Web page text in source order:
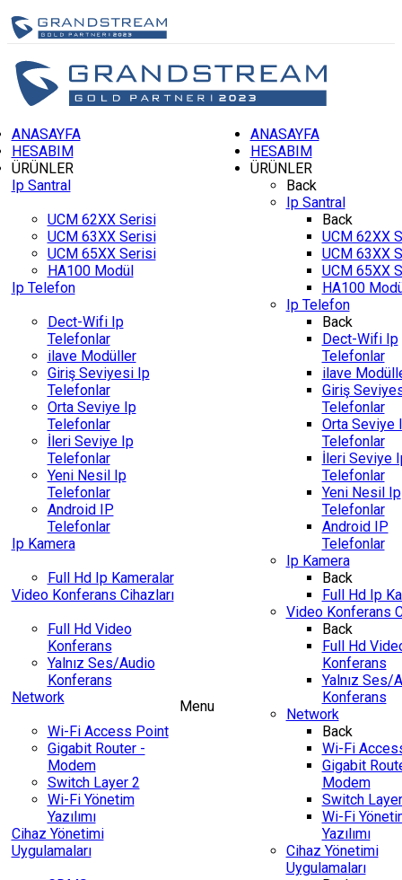
ANASAYFA
HESABIM
ÜRÜNLER
Ip Santral
UCM 62XX Serisi
UCM 63XX Serisi
UCM 65XX Serisi
HA100 Modül
Ip Telefon
Dect-Wifi Ip
Telefonlar
ilave Modüller
Giriş Seviyesi Ip
Telefonlar
Orta Seviye Ip
Telefonlar
İleri Seviye Ip
Telefonlar
Yeni Nesil Ip
Telefonlar
Android IP
Telefonlar
Ip Kamera
Full Hd Ip Kameralar
Video Konferans Cihazları
Full Hd Video
Konferans
Yalnız Ses/Audio
Konferans
Network
Wi-Fi Access Point
Gigabit Router -
Modem
Switch Layer 2
Wi-Fi Yönetim
Yazılımı
Cihaz Yönetimi
Uygulamaları
Menu
ANASAYFA
HESABIM
ÜRÜNLER
Back
Ip Santral
Back
UCM 62XX
UCM 63XX
UCM 65XX
HA100
Ip Telefon
Back
Dect-Wifi Ip
Telefonlar
ilave
Giriş
Telefonlar
Orta Seviye
Telefonlar
İleri Seviye
Telefonlar
Yeni Nesil Ip
Telefonlar
Android IP
Telefonlar
Ip Kamera
Back
Full Hd Ip
Video Konferans
Back
Full Hd
Konferans
Yalnız Ses/
Konferans
Network
Back
Wi-Fi
Gigabit
Modem
Switch
Wi-Fi
Yazılımı
Cihaz Yönetimi
Uygulamaları